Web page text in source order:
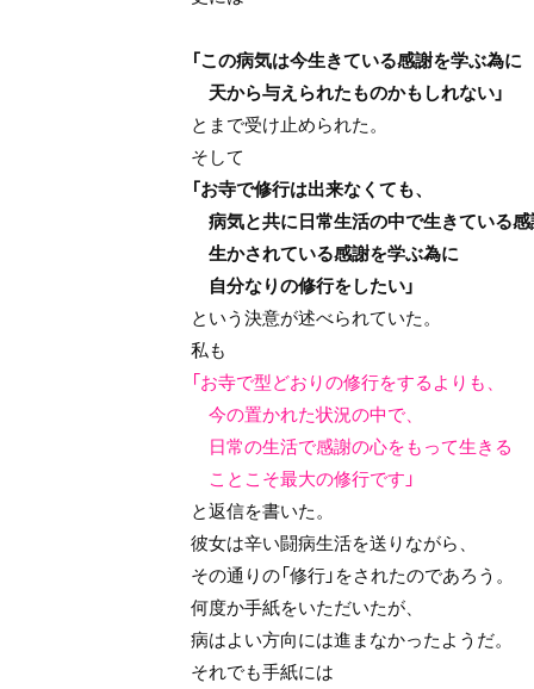
「この病気は今生きている感謝を学ぶ為に
天から与えられたものかもしれない」
とまで受け止められた。
そして
「お寺で修行は出来なくても、
病気と共に日常生活の中で生きている
生かされている感謝を学ぶ為に
自分なりの修行をしたい」
という決意が述べられていた。
私も
「お寺で型どおりの修行をするよりも、
今の置かれた状況の中で、
日常の生活で感謝の心をもって生きる
ことこそ最大の修行です」
と返信を書いた。
彼女は辛い闘病生活を送りながら、
その通りの「修行」をされたのであろう。
何度か手紙をいただいたが、
病はよい方向には進まなかったようだ。
それでも手紙には